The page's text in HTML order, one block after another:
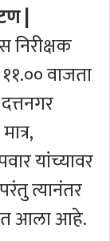
|
११.०० वाजता
यांच्यावर
त्यानंतर
आला आहे.